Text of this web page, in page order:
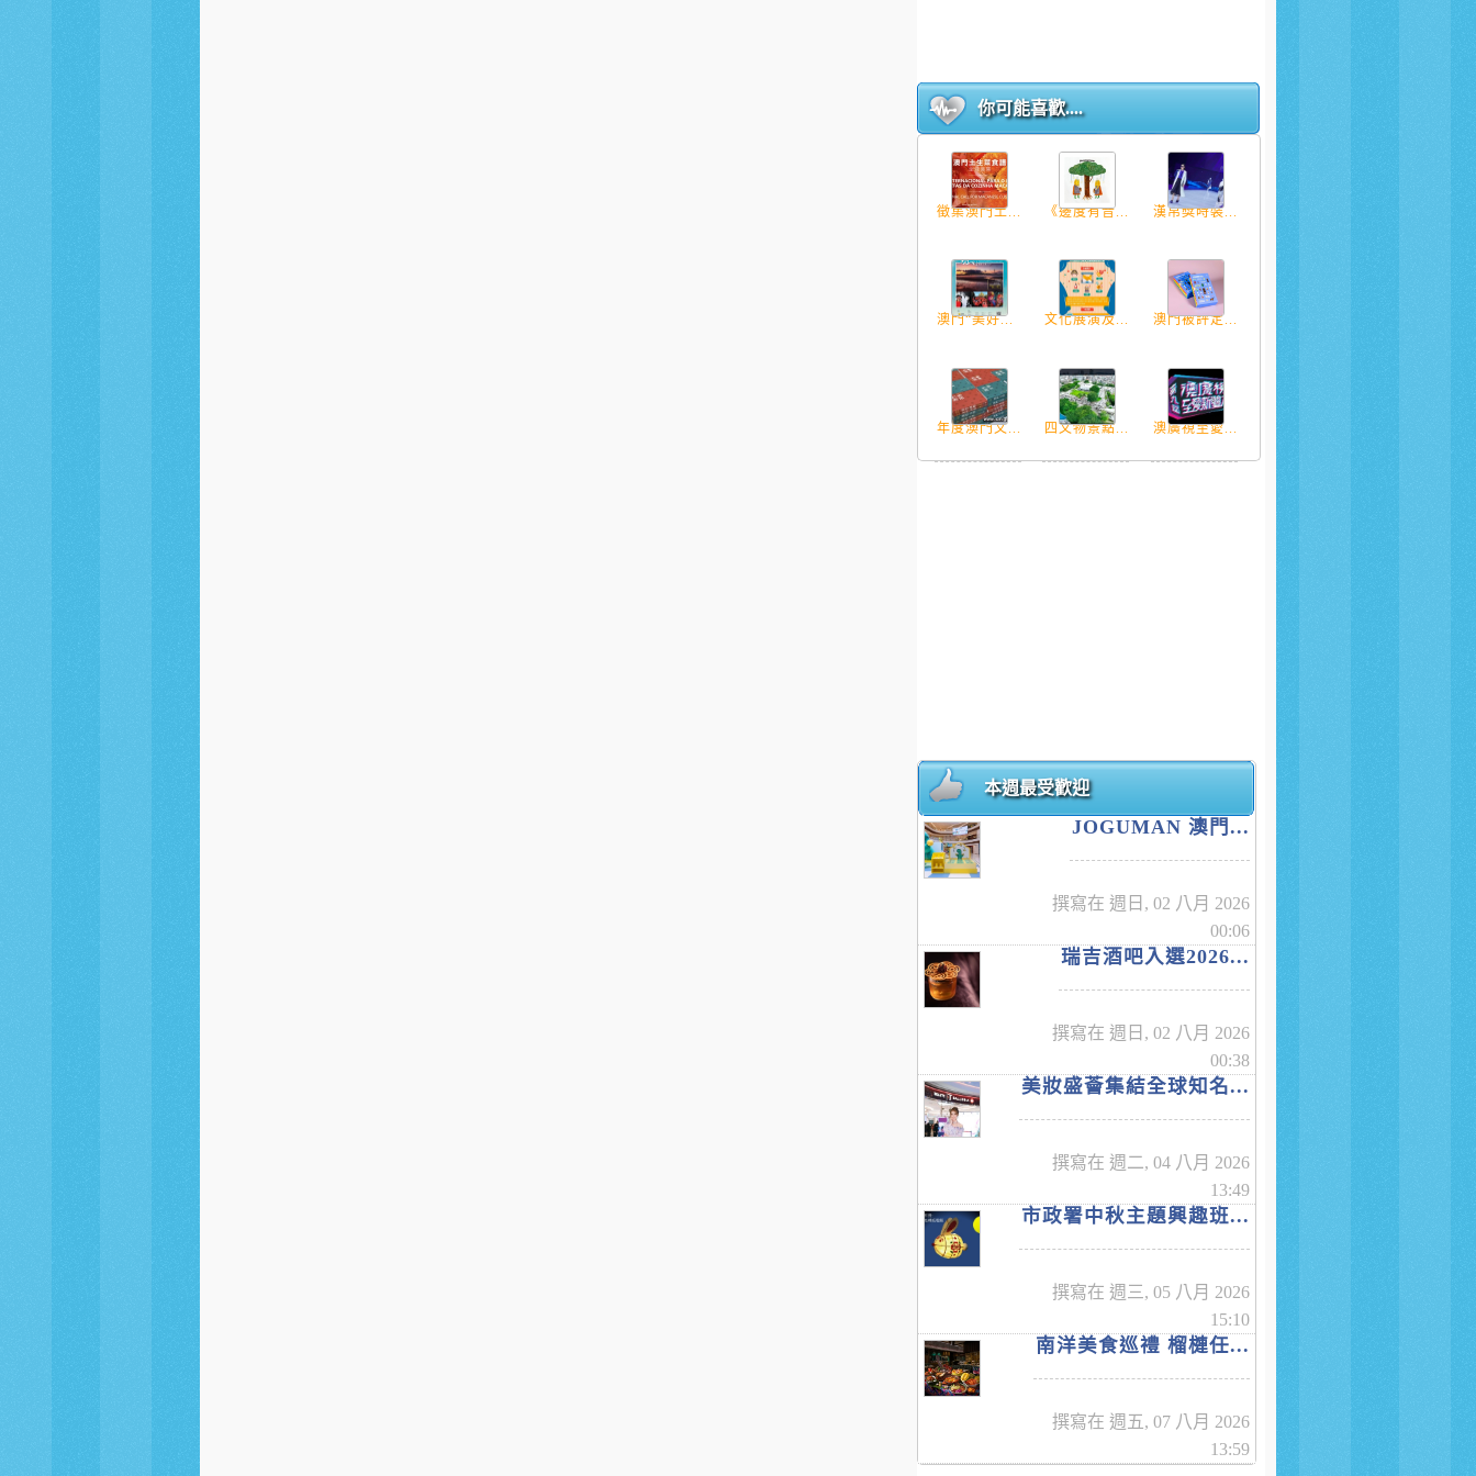
你可能喜歡....
徵集澳門土... 《邊度有音... 漢帛獎時裝...
澳門“美好... 文化展演及... 澳門被評定...
年度澳門文... 四文物景點... 澳廣視至愛...
本週最受歡迎
JOGUMAN 澳門...
撰寫在 週日, 02 八月 2026
00:06
瑞吉酒吧入選2026...
撰寫在 週日, 02 八月 2026
00:38
美妝盛薈集結全球知名...
撰寫在 週二, 04 八月 2026
13:49
市政署中秋主題興趣班...
撰寫在 週三, 05 八月 2026
15:10
南洋美食巡禮 榴槤任...
撰寫在 週五, 07 八月 2026
13:59